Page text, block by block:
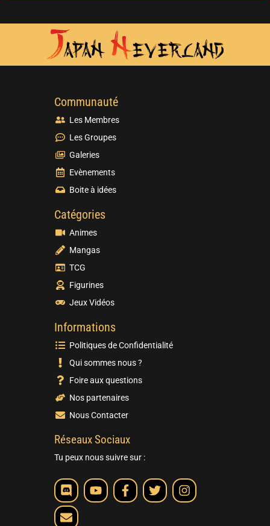
Communauté
Les Membres
Les Groupes
Galeries
Evènements
Boite à idées
Catégories
Animes
Mangas
TCG
Figurines
Jeux Vidéos
Informations
Politiques de Confidentialité
Qui sommes nous ?
Foire aux questions
Nos partenaires
Nous Contacter
Réseaux Sociaux
Tu peux nous suivre sur :